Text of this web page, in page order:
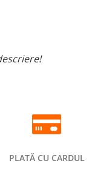
PLATĂ CU CARDUL